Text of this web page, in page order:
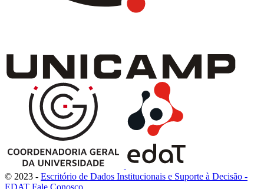
© 2023 - Escritório de Dados Institucionais e Suporte à Decisão -